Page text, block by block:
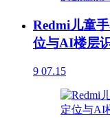
Redmi儿童
位与AI楼层
9 07.15